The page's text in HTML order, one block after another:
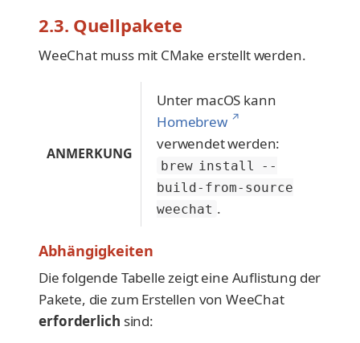
2.3. Quellpakete
WeeChat muss mit CMake erstellt werden.
ANMERKUNG
Unter macOS kann
Homebrew ↗
verwendet werden:
brew install --
build-from-source
weechat .
Abhängigkeiten
Die folgende Tabelle zeigt eine Auflistung der
Pakete, die zum Erstellen von WeeChat
erforderlich sind: